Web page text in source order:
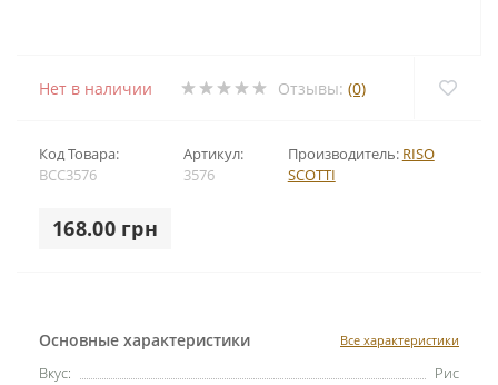
Нет в наличии Отзывы: (0)
Код Товара:
BCC3576
Артикул:
3576
Производитель: RISO
SCOTTI
168.00 грн
Основные характеристики Все характеристики
Вкус:
Рис